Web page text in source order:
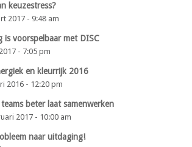
keuzestress?
2017 - 9:48 am
is voorspelbaar met DISC
- 7:05 pm
en kleurrijk 2016
2016 - 12:20 pm
teams beter laat samenwerken
2017 - 10:00 am
naar uitdaging!